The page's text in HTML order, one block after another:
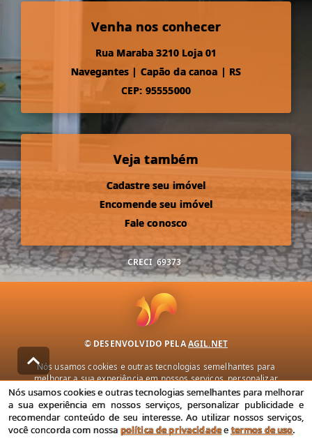
Venha nos conhecer
Rua Maraba 3210 Loja 01
Navegantes | Capão da canoa | RS
CEP: 95555000
Veja também
Cadastre seu imóvel
Encomende seu imóvel
Fale conosco
CRECI 69373
© DESENVOLVIDO PELAAGIL.NET
Nós usamos cookies e outras tecnologias semelhantes para
melhorar a sua experiência em nossos serviços, personalizar
publicidade e recomendar conteúdo de seu interesse. Ao utilizar
nossos serviços, você concorda com nossa política de privacidade e
termos de uso.
Política de Privacidade Termos de uso
Nós usamos cookies e outras tecnologias semelhantes para melhorar
a sua experiência em nossos serviços, personalizar publicidade e
recomendar conteúdo de seu interesse. Ao utilizar nossos serviços,
você concorda com nossa política de privacidadeetermos de uso.